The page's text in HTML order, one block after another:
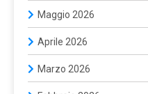
Maggio 2026
Aprile 2026
Marzo 2026